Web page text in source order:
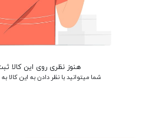
هنوز نظری روی این کالا
شما میتوانید با نظر دادن به این کالا